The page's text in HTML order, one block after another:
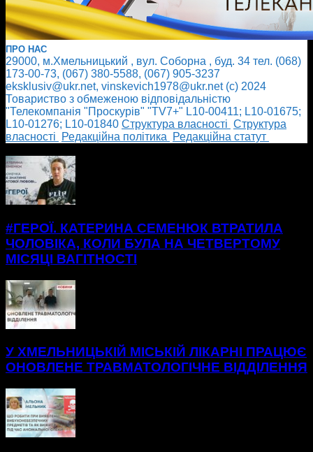
ПРО НАС
29000, м.Хмельницький , вул. Соборна , буд. 34 тел. (068)
173-00-73, (067) 380-5588, (067) 905-3237
eksklusiv@ukr.net, vinskevich1978@ukr.net (с) 2024
Товариство з обмеженою відповідальністю
"Телекомпанія "Проскурів" "TV7+" L10-00411; L10-01675;
L10-01276; L10-01840 Cтруктура власності Cтруктура
власності
Редакційна політика
Редакційна статут
#ГЕРОЇ. КАТЕРИНА СЕМЕНЮК ВТРАТИЛА
ЧОЛОВІКА, КОЛИ БУЛА НА ЧЕТВЕРТОМУ
МІСЯЦІ ВАГІТНОСТІ
У ХМЕЛЬНИЦЬКІЙ МІСЬКІЙ ЛІКАРНІ ПРАЦЮЄ
ОНОВЛЕНЕ ТРАВМАТОЛОГІЧНЕ ВІДДІЛЕННЯ